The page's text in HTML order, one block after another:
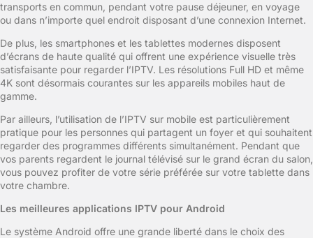
transports en commun, pendant votre pause déjeuner, en voyage
ou dans n’importe quel endroit disposant d’une connexion Internet.
De plus, les smartphones et les tablettes modernes disposent
d’écrans de haute qualité qui offrent une expérience visuelle très
satisfaisante pour regarder l’IPTV. Les résolutions Full HD et même
4K sont désormais courantes sur les appareils mobiles haut de
gamme.
Par ailleurs, l’utilisation de l’IPTV sur mobile est particulièrement
pratique pour les personnes qui partagent un foyer et qui souhaitent
regarder des programmes différents simultanément. Pendant que
vos parents regardent le journal télévisé sur le grand écran du salon,
vous pouvez profiter de votre série préférée sur votre tablette dans
votre chambre.
Les meilleures applications IPTV pour Android
Le système Android offre une grande liberté dans le choix des